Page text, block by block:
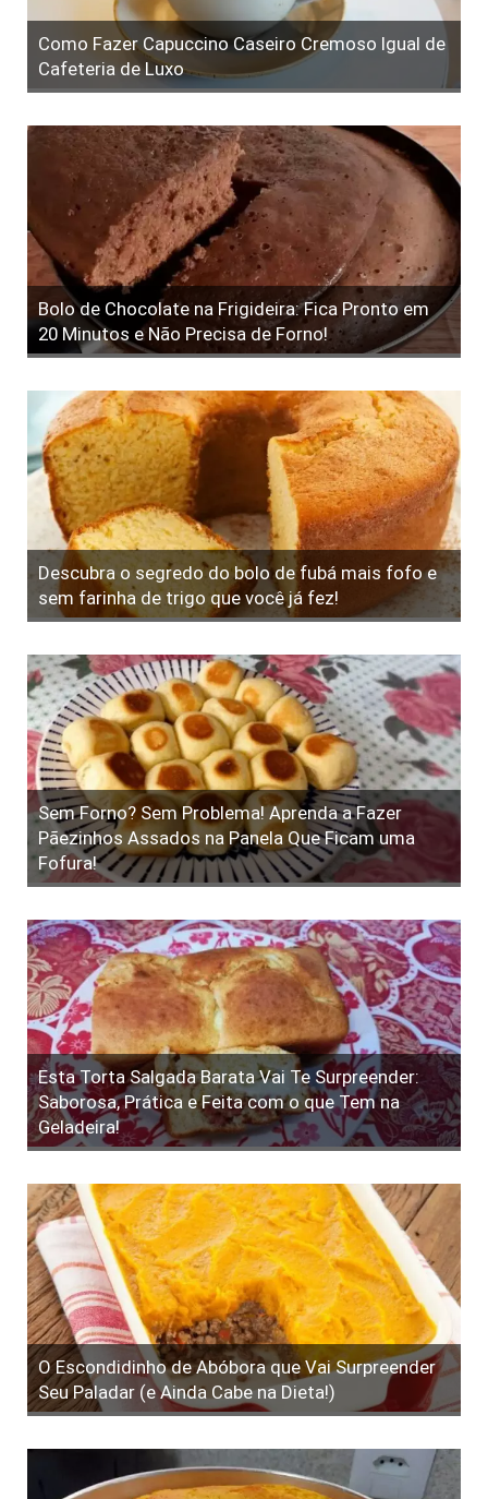
Como Fazer Capuccino Caseiro Cremoso Igual de
Cafeteria de Luxo
Bolo de Chocolate na Frigideira: Fica Pronto em
20 Minutos e Não Precisa de Forno!
Descubra o segredo do bolo de fubá mais fofo e
sem farinha de trigo que você já fez!
Sem Forno? Sem Problema! Aprenda a Fazer
Pãezinhos Assados na Panela Que Ficam uma
Fofura!
Esta Torta Salgada Barata Vai Te Surpreender:
Saborosa, Prática e Feita com o que Tem na
Geladeira!
O Escondidinho de Abóbora que Vai Surpreender
Seu Paladar (e Ainda Cabe na Dieta!)